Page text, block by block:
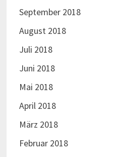
September 2018
August 2018
Juli 2018
Juni 2018
Mai 2018
April 2018
März 2018
Februar 2018